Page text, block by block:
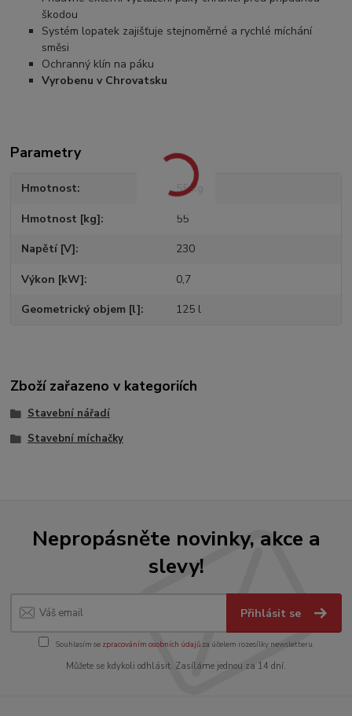
škodou
Systém lopatek zajišťuje stejnoměrné a rychlé míchání
směsi
Ochranný klín na páku
Vyrobenu v Chrovatsku
Parametry
Hmotnost 55 kg
Hmotnost [kg] 55
Napětí [V] 230
Výkon [kW] 0,7
Geometrický objem [l] 125 l
Zboží zařazeno v kategoriích
Stavební nářadí
Stavební míchačky
Nepropásněte novinky, akce a
slevy!
Přihlásit se
Souhlasím se zpracováním osobních údajůza účelem rozesílky newsletteru.
Můžete se kdykoli odhlásit. Zasíláme jednou za 14 dní.